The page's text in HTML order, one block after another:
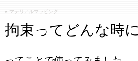
« マテリアルマッピング
拘束ってどんな時